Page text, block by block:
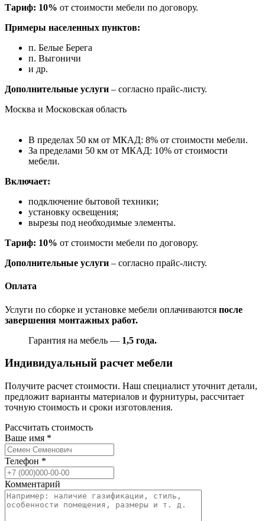
Тариф: 10% от стоимости мебели по договору.
Примеры населенных пунктов:
п. Белые Берега
п. Выгоничи
и др.
Дополнительные услуги – согласно прайс-листу.
Москва и Московская область
В пределах 50 км от МКАД: 8% от стоимости мебели.
За пределами 50 км от МКАД: 10% от стоимости
мебели.
Включает:
подключение бытовой техники;
установку освещения;
вырезы под необходимые элементы.
Тариф: 10% от стоимости мебели по договору.
Дополнительные услуги – согласно прайс-листу.
Оплата
Услуги по сборке и установке мебели оплачиваются после
завершения монтажных работ.
Гарантия на мебель — 1,5 года.
Индивидуальный расчет мебели
Получите расчет стоимости. Наш специалист уточнит детали,
предложит варианты материалов и фурнитуры, рассчитает
точную стоимость и сроки изготовления.
Рассчитать стоимость
Ваше имя *
Телефон *
Комментарий